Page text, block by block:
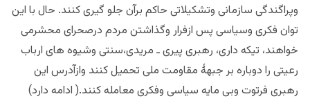
وپراگندگی سازمانی وتشکیلاتی حاکم برآن جلو گیری کنند. حال با این
توان فکری وسیاسی پس ازفرار وگذاشتن مردم درصحرای محشرمی
خواهند، تیکه داری، رهبری پیری ـ مریدی،سنتی وشیوه های ارباب
رعیتی را دوباره بر جبهۀ مقاومت ملی تحمیل کنند وازآدرس این
رهبری فرتوت وبی مایه سیاسی وفکری معامله کنند.( ادامه دارد)